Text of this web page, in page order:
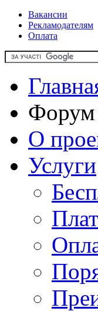
Вакансии
Рекламодателям
Оплата
Форум
О
Услуги